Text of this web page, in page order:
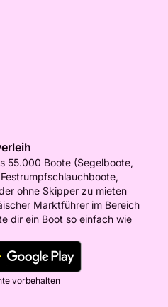
55.000 Boote (Segelboote,
ohne Skipper zu mieten
Marktführer im Bereich
dir ein Boot so einfach wie
vorbehalten